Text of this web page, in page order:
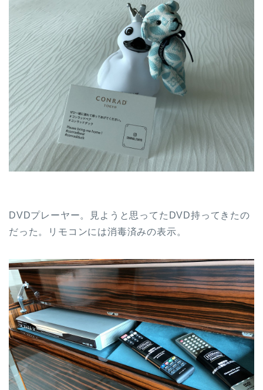
DVDプレーヤー。見ようと思ってたDVD持ってきたの
だった。リモコンには消毒済みの表示。